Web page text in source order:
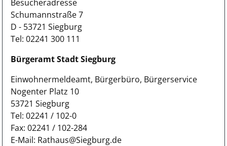
Besucheradresse
Schumannstraße 7
D - 53721 Siegburg
Tel: 02241 300 111
Bürgeramt Stadt Siegburg
Einwohnermeldeamt, Bürgerbüro, Bürgerservice
Nogenter Platz 10
53721 Siegburg
Tel: 02241 / 102-0
Fax: 02241 / 102-284
E-Mail: Rathaus@Siegburg.de